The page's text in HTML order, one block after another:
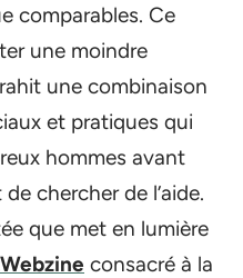
comparables. Ce
une moindre
une combinaison
et pratiques qui
hommes avant
chercher de l’aide.
que met en lumière
consacré à la